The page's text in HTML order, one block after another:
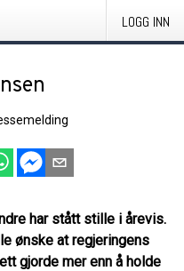
LOGG INN
har stått stille i årevis.
ønske at regjeringens
gjorde mer enn å holde